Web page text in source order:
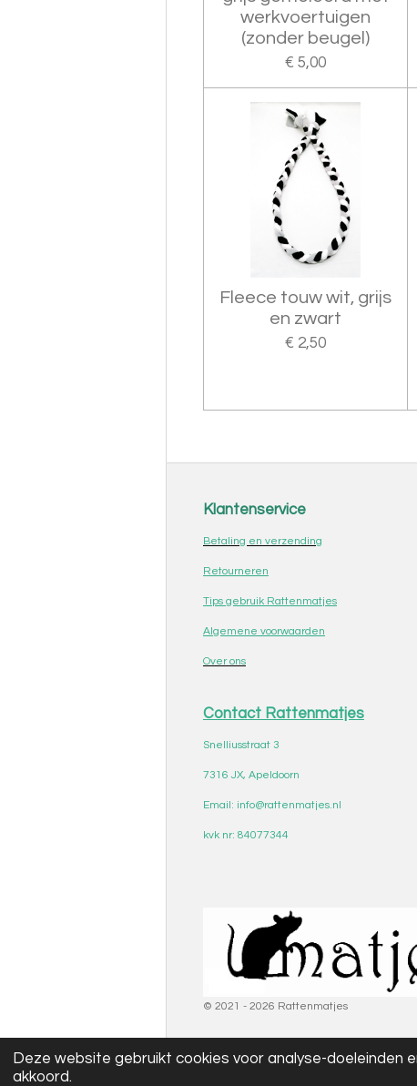
Deze website gebruikt cookies voor analyse-doeleinden
akkoord.
werkvoertuigen
(zonder beugel)
€ 5,00
Fleece touw wit, grijs
en zwart
€ 2,50
Klantenservice
Betaling en verzending
Retourneren
Tips gebruik Rattenmatjes
Algemene voorwaarden
Over ons
Contact Rattenmatjes
Snelliusstraat 3
7316 JX, Apeldoorn
Email: info@rattenmatjes.nl
kvk nr: 84077344
© 2021 - 2026 Rattenmatjes